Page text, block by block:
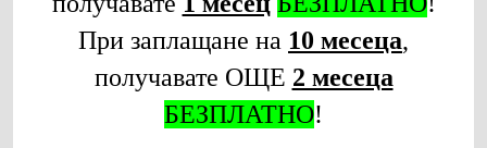
При заплащане на 10 месеца,
получавате ОЩЕ 2 месеца
БЕЗПЛАТНО!